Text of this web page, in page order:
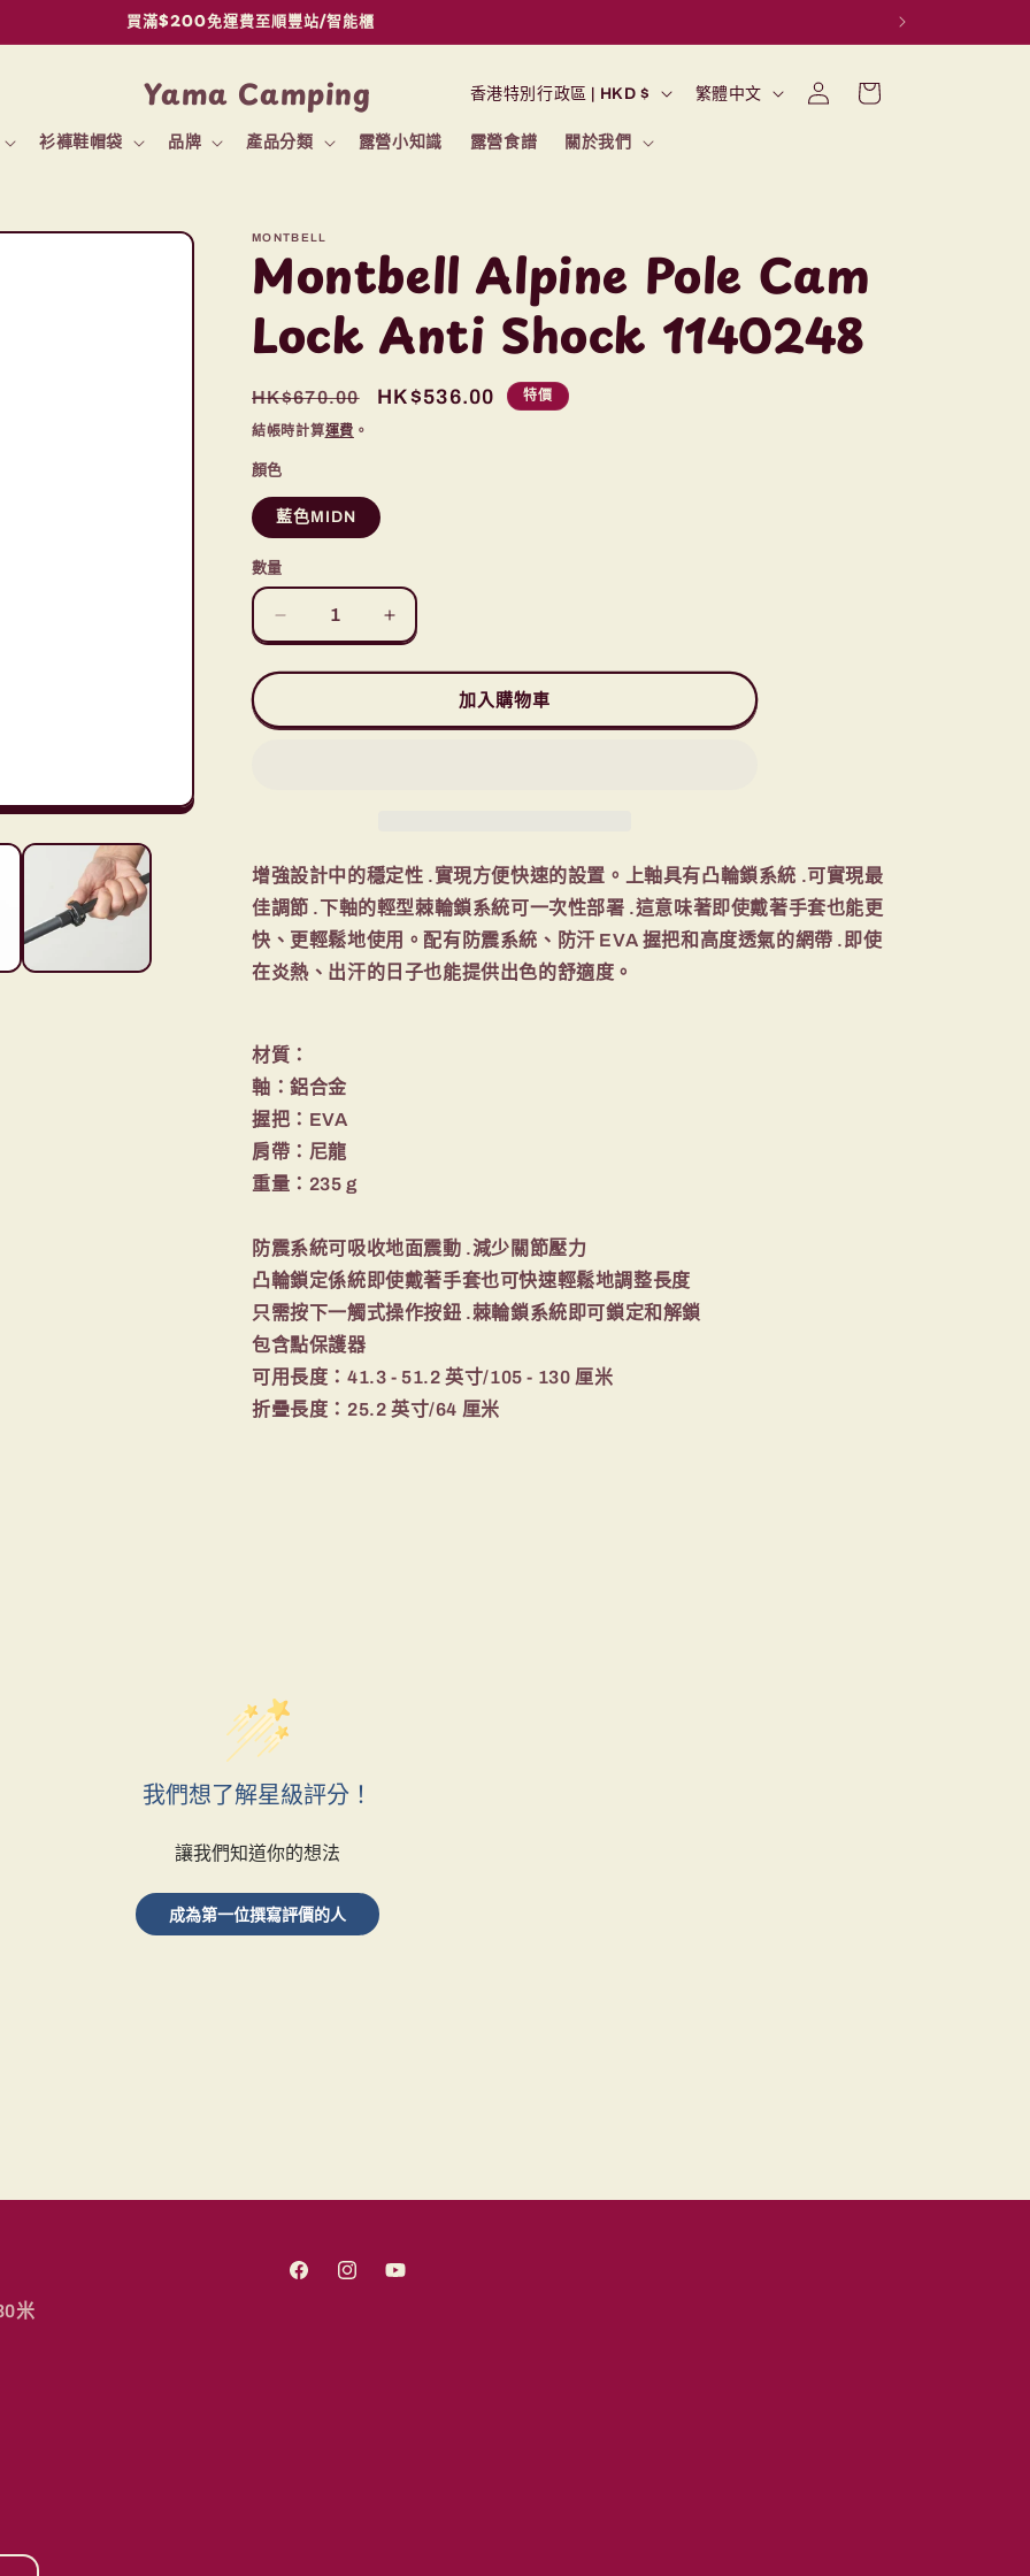
買滿$200免運費至順豐站/智能櫃
Yama Camping
衫褲鞋帽袋 品牌 產品分類 露營小知識 露營食譜 關於我們
國
家
香港特別行政區 | HKD $
語
繁體中文
登
入
物
MONTBELL
Montbell Alpine Pole Cam
Lock Anti Shock 1140248
定
價
HK$670.00
售
HK$536.00 特價
結帳時計算運費 。
顏色
藍色MIDN
數量
Montbell
Alpine
Pole
Lock
減
少
Montbell
Alpine
Pole
Lock
增
加
加入購物車
增強設計中的穩定性 .實現方便快速的設置。上軸具有凸輪鎖系統 .可實現最
佳調節 .下軸的輕型棘輪鎖系統可一次性部署 .這意味著即使戴著手套也能更
快、更輕鬆地使用。配有防震系統、防汗 EVA 握把和高度透氣的網帶 .即使
在炎熱、出汗的日子也能提供出色的舒適度。
材質：
軸：鋁合金
握把：EVA
肩帶：尼龍
重量：235 g
防震系統可吸收地面震動 .減少關節壓力
凸輪鎖定係統即使戴著手套也可快速輕鬆地調整長度
只需按下一觸式操作按鈕 .棘輪鎖系統即可鎖定和解鎖
包含點保護器
可用長度：41.3 - 51.2 英寸/105 - 130 厘米
折疊長度：25.2 英寸/64 厘米
我們想了解星級評分！
讓我們知道你的想法
成為第一位撰寫評價的人
米
FacebookInstagramYouTube